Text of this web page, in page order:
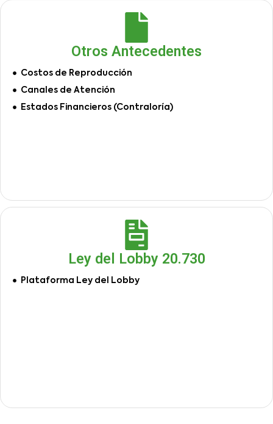
Otros Antecedentes
Costos de Reproducción
Canales de Atención
Estados Financieros (Contraloría)
Ley del Lobby 20.730
Plataforma Ley del Lobby